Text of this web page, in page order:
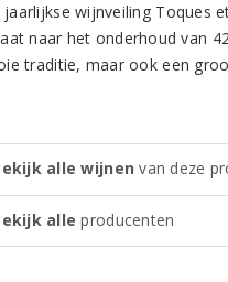
wijnveiling Toques
naar het onderhoud van
traditie, maar ook een
alle wijnen van deze
alle producenten